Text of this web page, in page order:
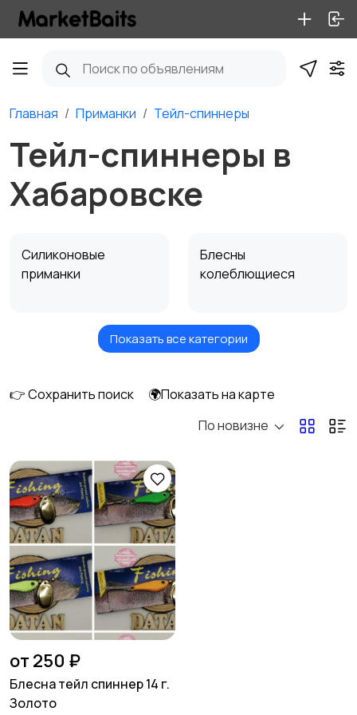
Главная Приманки Тейл-спиннеры
Тейл-спиннеры в
Хабаровске
Силиконовые
приманки
Блесны
колеблющиеся
Блесны
Поролон
Вертикальные
блесны
Показать все категории
👉 Сохранить поиск
🌍Показать на карте
По новизне
от 250 ₽
Блесна тейл спиннер 14 г.
Золото